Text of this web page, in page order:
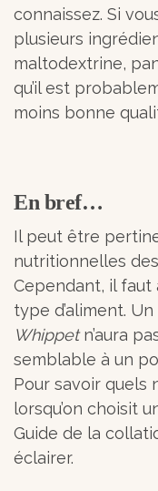
connaissez. Si
plusieurs
maltodextrine,
qu’il est
moins bonne
En bref…
Il peut être
nutritionnelles
Cependant, il
type d’aliment.
Whippetn’aura
semblable à un
Pour savoir quels
lorsqu’on choisit
Guide de la
éclairer.